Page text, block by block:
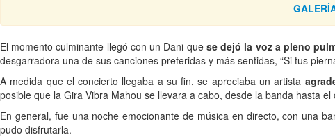
El momento culminante llegó con un Dani que se dejó la voz a pleno
desgarradora una de sus canciones preferidas y más sentidas, “Si tus
A medida que el concierto llegaba a su fin, se apreciaba un artista
posible que la Gira Vibra Mahou se llevara a cabo, desde la banda hasta
En general, fue una noche emocionante de música en directo, con una
pudo disfrutarla.